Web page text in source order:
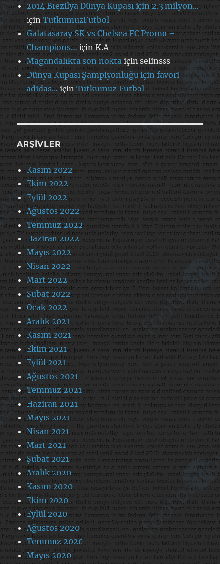
2014 Brezilya Dünya Kupası için 2.3 milyon…
içinTutkumuzFutbol
Galatasaray SK vs Chelsea FC Promo –
Champions… içinK.A
Magandalıkta son noktaiçinselinsss
Dünya Kupası Şampiyonluğu için favori
adidas… içinTutkumuz Futbol
ARŞIVLER
Kasım 2022
Ekim 2022
Eylül 2022
Ağustos 2022
Temmuz 2022
Haziran 2022
Mayıs 2022
Nisan 2022
Mart 2022
Şubat 2022
Ocak 2022
Aralık 2021
Kasım 2021
Ekim 2021
Eylül 2021
Ağustos 2021
Temmuz 2021
Haziran 2021
Mayıs 2021
Nisan 2021
Mart 2021
Şubat 2021
Aralık 2020
Kasım 2020
Ekim 2020
Eylül 2020
Ağustos 2020
Temmuz 2020
Mayıs 2020